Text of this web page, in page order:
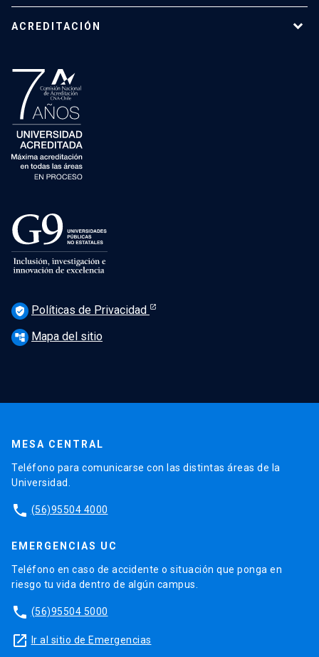
ACREDITACIÓN
verified_user Políticas de Privacidad
account_tree Mapa del sitio
MESA CENTRAL
Teléfono para comunicarse con las distintas áreas de la
Universidad.
phone (56)95504 4000
EMERGENCIAS UC
Teléfono en caso de accidente o situación que ponga en
riesgo tu vida dentro de algún campus.
phone (56)95504 5000
launch Ir al sitio de Emergencias